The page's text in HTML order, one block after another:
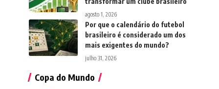
agosto 1, 2026
Por que o calendário do futebol
brasileiro é considerado um dos
mais exigentes do mundo?
julho 31, 2026
Copa do Mundo